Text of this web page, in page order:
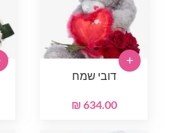
דובי שמח
634.00 ₪
+